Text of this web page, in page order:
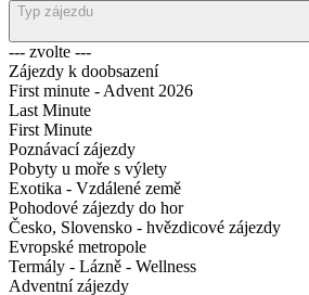
Typ zájezdu
--- zvolte ---
Zájezdy k doobsazení
First minute - Advent 2026
Last Minute
First Minute
Poznávací zájezdy
Pobyty u moře s výlety
Exotika - Vzdálené země
Pohodové zájezdy do hor
Česko, Slovensko - hvězdicové zájezdy
Evropské metropole
Termály - Lázně - Wellness
Adventní zájezdy